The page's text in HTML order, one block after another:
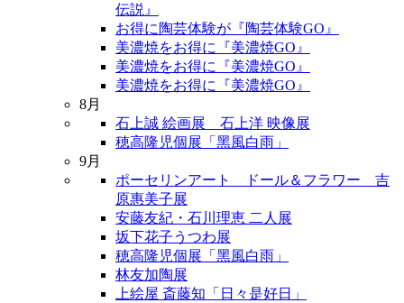
伝説』
お得に陶芸体験が『陶芸体験GO』
美濃焼をお得に『美濃焼GO』
美濃焼をお得に『美濃焼GO』
美濃焼をお得に『美濃焼GO』
8月
石上誠 絵画展 石上洋 映像展
穂高隆児個展「黑風白雨」
9月
ポーセリンアート ドール＆フラワー 吉
原惠美子展
安藤友紀・石川理恵 二人展
坂下花子うつわ展
穂高隆児個展「黑風白雨」
林友加陶展
上絵屋 斎藤知「日々是好日」